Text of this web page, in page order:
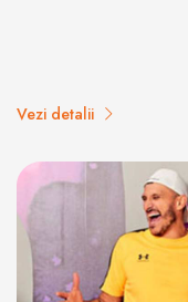
Vezi detalii